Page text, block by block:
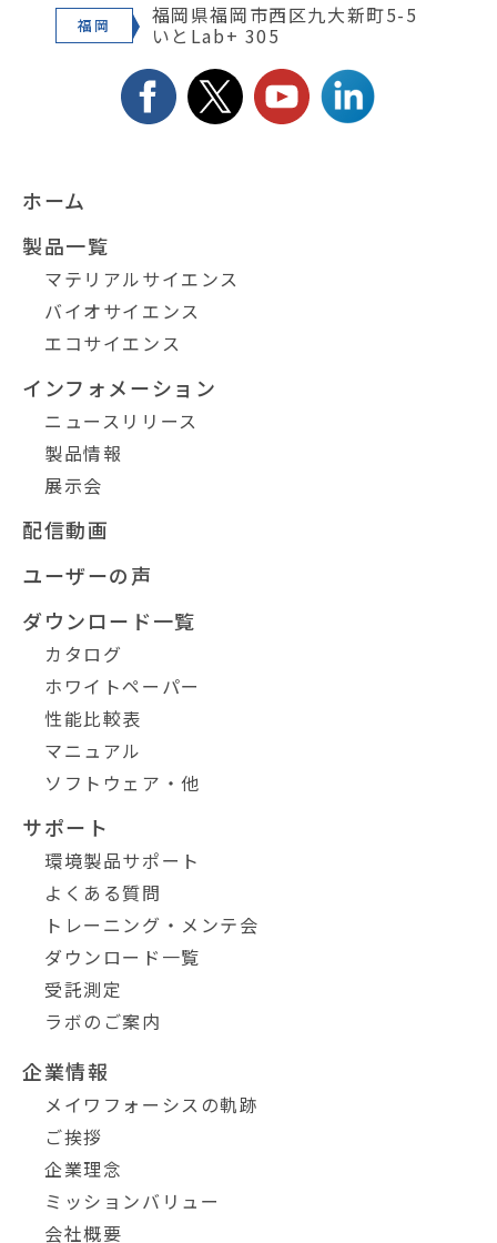
福岡 福岡県福岡市西区九大新町5-5
いとLab+ 305
ホーム
製品一覧
マテリアルサイエンス
バイオサイエンス
エコサイエンス
インフォメーション
ニュースリリース
製品情報
展示会
配信動画
ユーザーの声
ダウンロード一覧
カタログ
ホワイトペーパー
性能比較表
マニュアル
ソフトウェア・他
サポート
環境製品サポート
よくある質問
トレーニング・メンテ会
ダウンロード一覧
受託測定
ラボのご案内
企業情報
メイワフォーシスの軌跡
ご挨拶
企業理念
ミッションバリュー
会社概要